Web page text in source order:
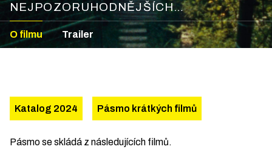
NEJPOZORUHODNĚJŠÍCH
DOKUMENTÁRNÍCH NOVINEK Z ČESKA A
NĚMECKA! TĚŠTE SE NA ŠEST
ÚDERNÝCH KRAŤASŮ, KTERÉ
NEZTRÁCEJÍ PŘITOM DIVÁCKOU
VSTŘÍCNOST! ZÁBAVNÉ I NALÉHAVÉ,
INTROSPEKTIVNÍ I SPOLEČENSKY
PALČIVÉ – TAKOVÉ JSOU FILMY
O filmu Trailer
Katalog 2024 Pásmo krátkých filmů
Pásmo se skládá z následujících filmů.